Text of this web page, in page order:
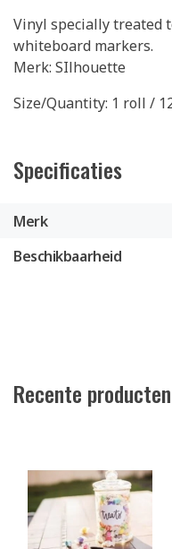
Vinyl specially treated
whiteboard markers.
Merk: SIlhouette
Size/Quantity: 1 roll /
Specificaties
Merk
Beschikbaarheid
Recente producten